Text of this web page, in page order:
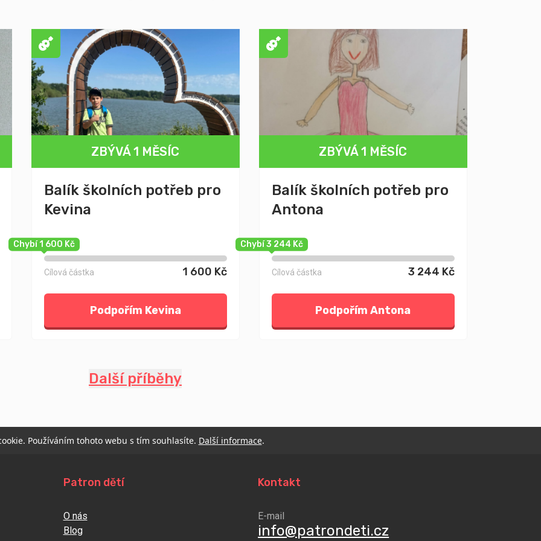
ZBÝVÁ 1 MĚSÍC
Balík školních potřeb pro
Kevina
Chybí 1 600 Kč
Cílová částka 1 600 Kč
Podpořím Kevina
ZBÝVÁ 1 MĚSÍC
Balík školních potřeb pro
Antona
Chybí 3 244 Kč
Cílová částka 3 244 Kč
Podpořím Antona
Další příběhy
Používáním tohoto webu s tím souhlasíte. Další informace.
Patron dětí
O nás
Blog
Kontakt
E-mail
info@patrondeti.cz